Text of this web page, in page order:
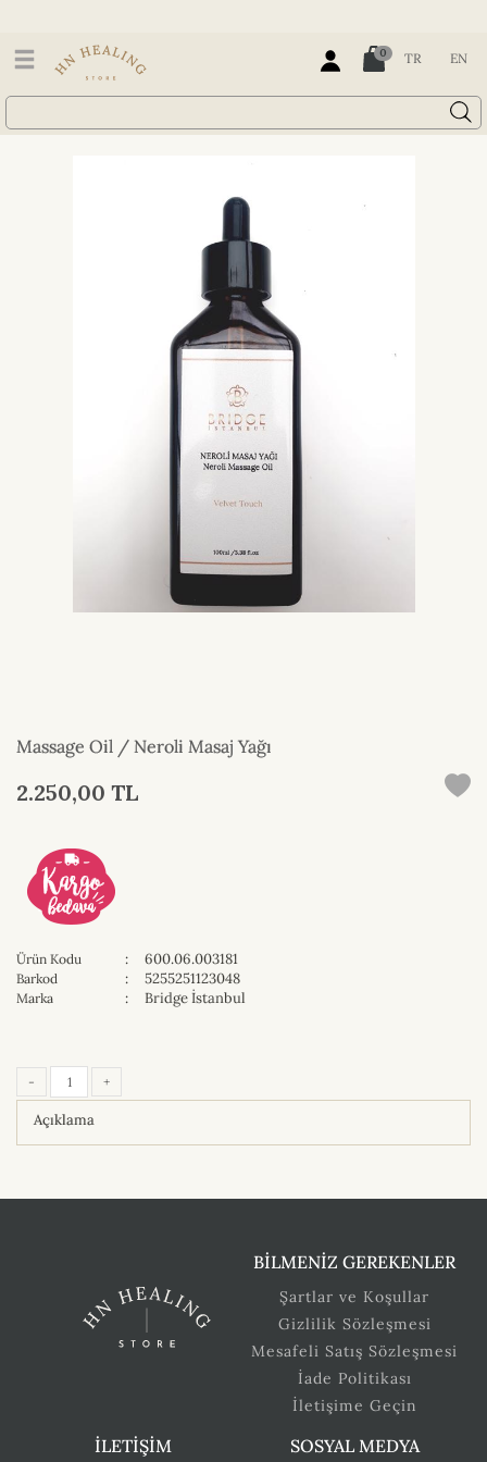
0 TR EN
Massage Oil / Neroli Masaj Yağı
2.250,00 TL
Ürün Kodu : 600.06.003181
Barkod : 5255251123048
Marka : Bridge İstanbul
- +
Açıklama
BİLMENİZ GEREKENLER
Şartlar ve Koşullar
Gizlilik Sözleşmesi
Mesafeli Satış Sözleşmesi
İade Politikası
İletişime Geçin
İLETİŞİM SOSYAL MEDYA